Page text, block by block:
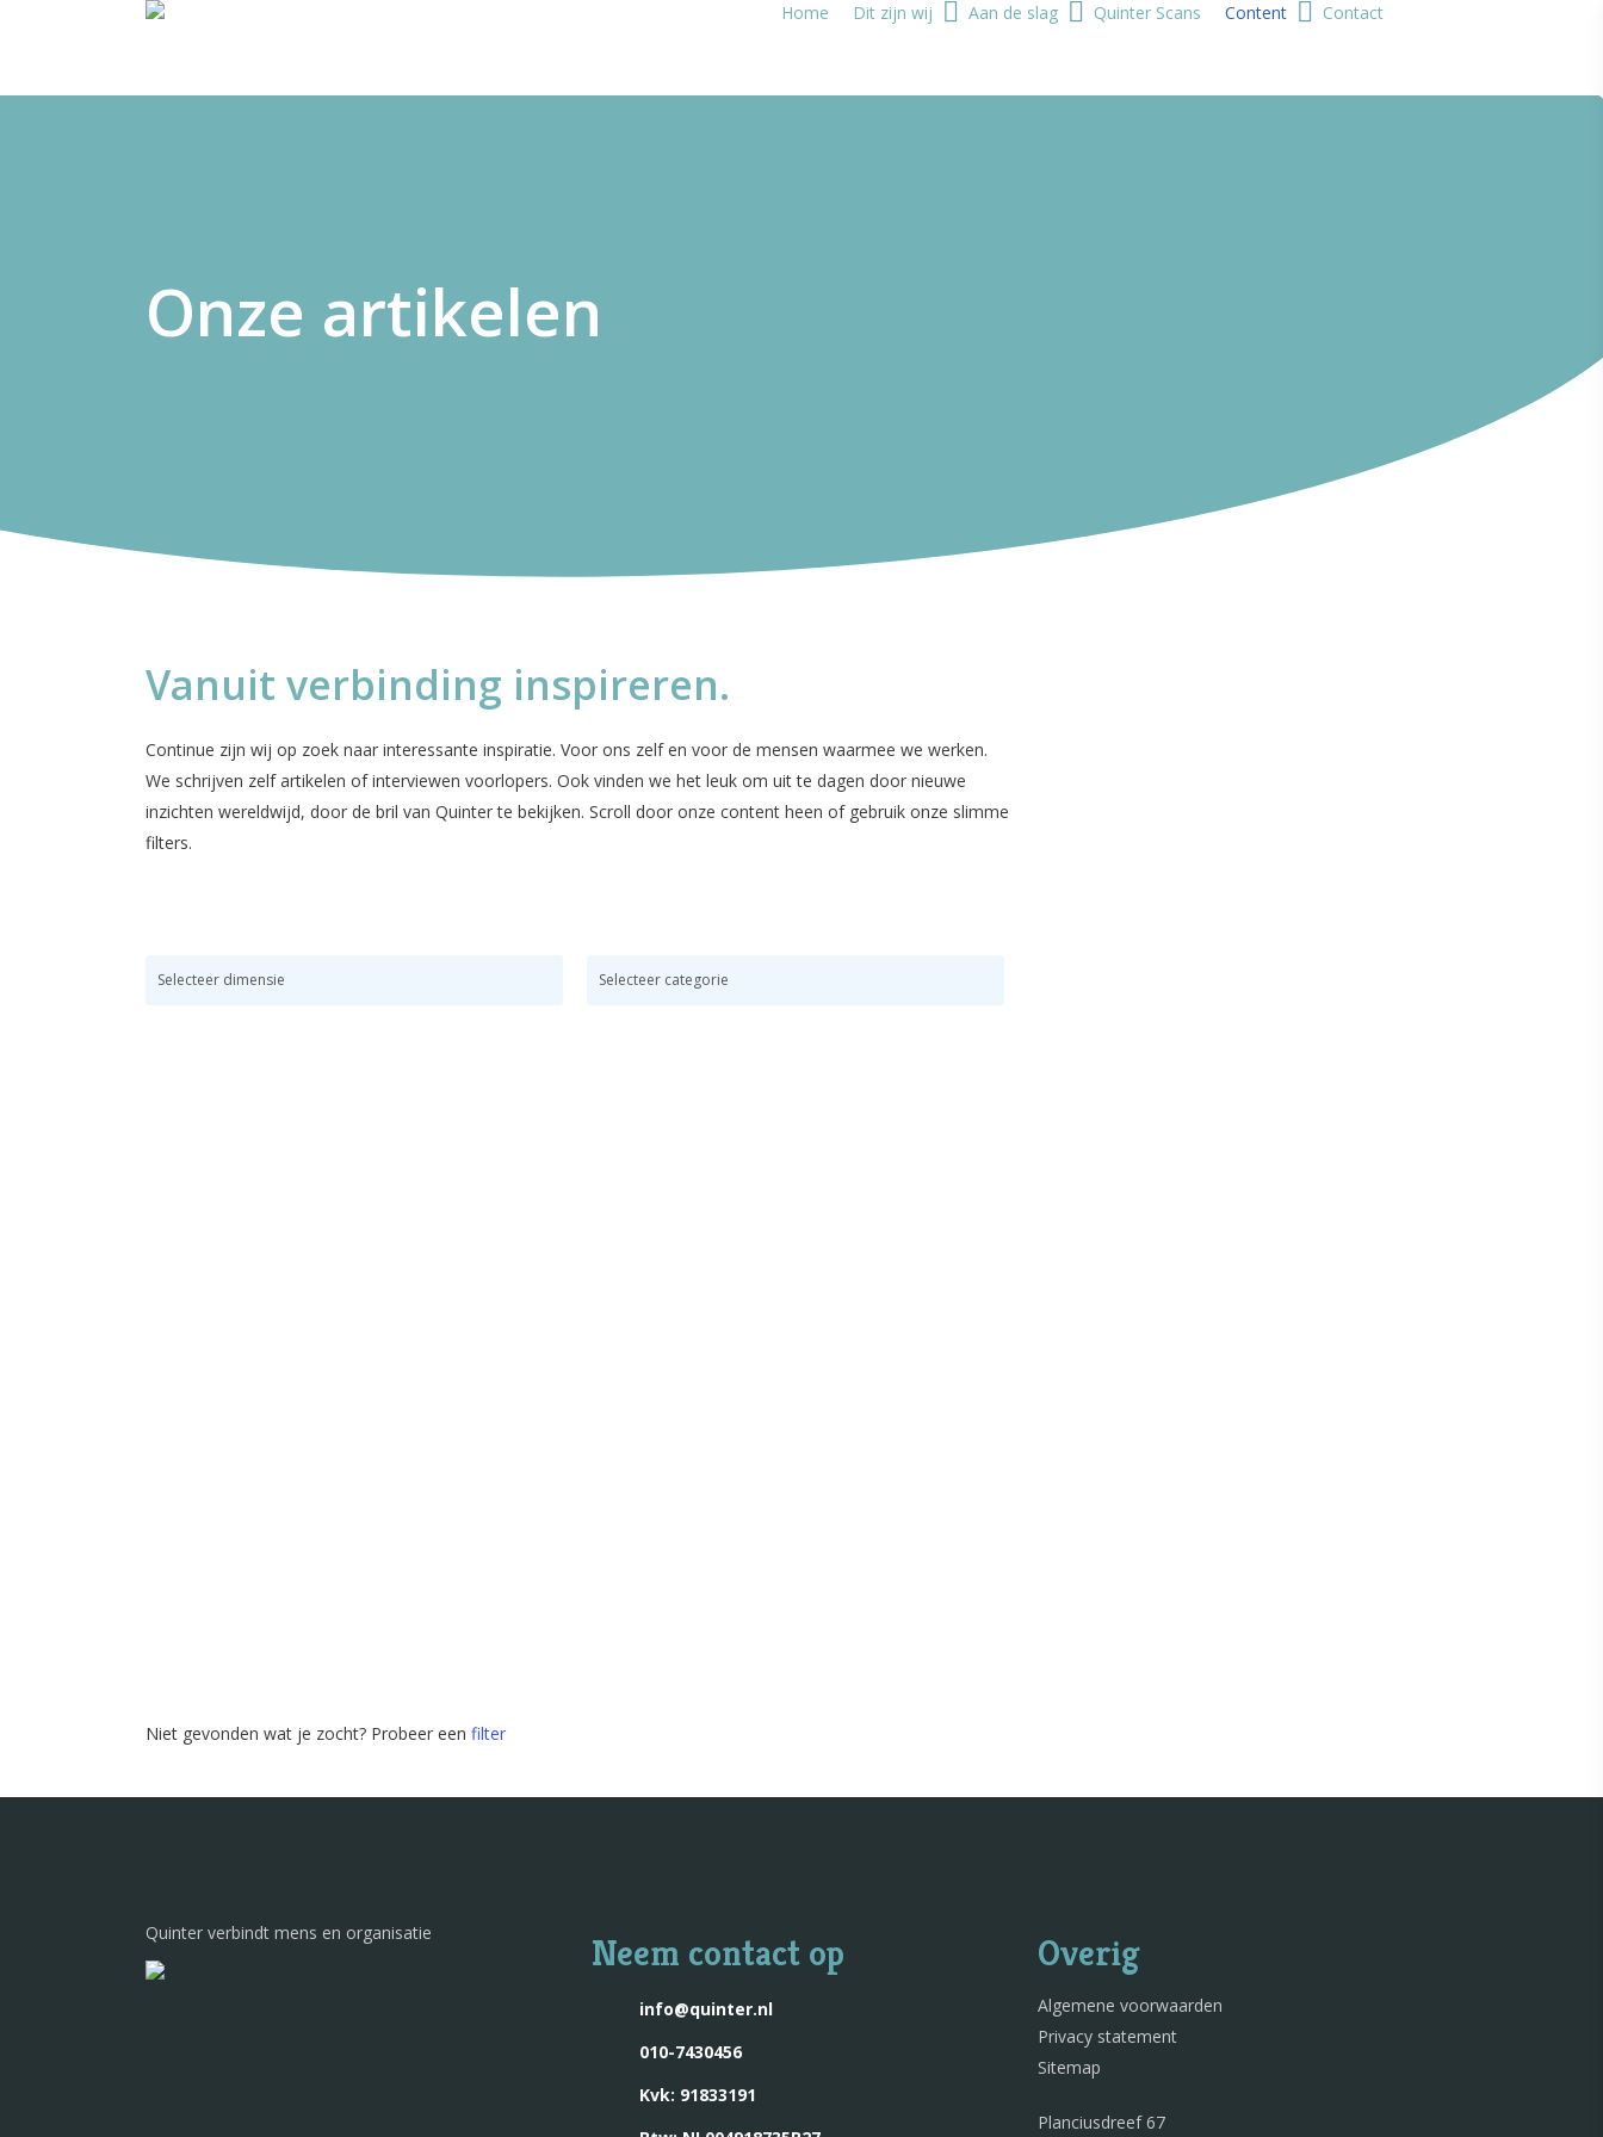
Home Dit zijn wij Aan de slag Quinter Scans Content Contact
Onze artikelen
Vanuit verbinding inspireren.
Continue zijn wij op zoek naar interessante inspiratie. Voor ons zelf en voor de mensen waarmee we werken.
We schrijven zelf artikelen of interviewen voorlopers. Ook vinden we het leuk om uit te dagen door nieuwe
inzichten wereldwijd, door de bril van Quinter te bekijken. Scroll door onze content heen of gebruik onze slimme
filters.
Niet gevonden wat je zocht? Probeer eenfilter
Quinter verbindt mens en organisatie Neem contact op
info@quinter.nl
010-7430456
Kvk: 91833191
Overig
Algemene voorwaarden
Privacy statement
Sitemap
Planciusdreef 67